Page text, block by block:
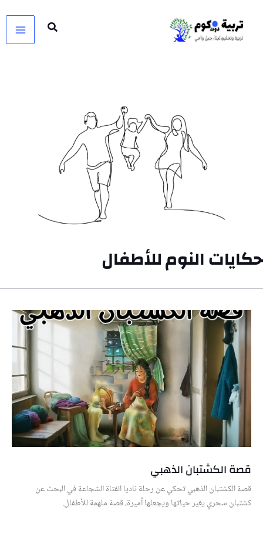
المحتوى
حكايات النوم للأطفال
قصة الكشتبان الذهبي
قصة الكشتبان الذهبي تحكي عن رحلة ناديا الفتاة الشجاعة في البحث عن
كشتبان سحري يغير حياتها ويجعلها أميرة، قصة ملهمة للأطفال.